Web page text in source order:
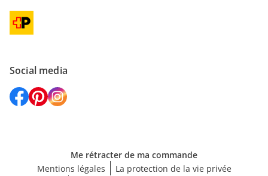
Social media
Me rétracter de ma commande
Mentions légales
La protection de la vie privée